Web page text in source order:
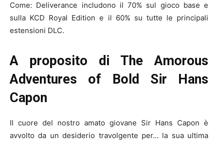
Come: Deliverance includono il 70% sul gioco base e
sulla KCD Royal Edition e il 60% su tutte le principali
estensioni DLC.
A proposito di The Amorous
Adventures of Bold Sir Hans
Capon
Il cuore del nostro amato giovane Sir Hans Capon è
avvolto da un desiderio travolgente per… la sua ultima